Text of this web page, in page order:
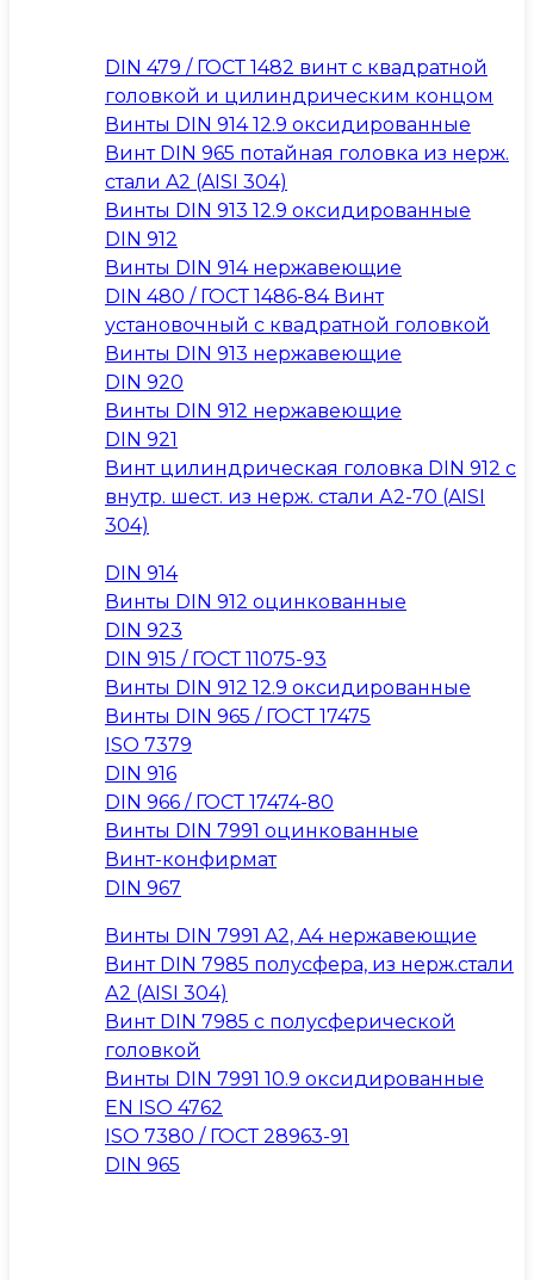
DIN 479 / ГОСТ 1482 винт с квадратной
головкой и цилиндрическим концом
Винты DIN 914 12.9 оксидированные
Винт DIN 965 потайная головка из нерж.
стали A2 (AISI 304)
Винты DIN 913 12.9 оксидированные
DIN 912
Винты DIN 914 нержавеющие
DIN 480 / ГОСТ 1486-84 Винт
установочный с квадратной головкой
Винты DIN 913 нержавеющие
DIN 920
Винты DIN 912 нержавеющие
DIN 921
Винт цилиндрическая головка DIN 912 с
внутр. шест. из нерж. стали А2-70 (AISI
304)
DIN 914
Винты DIN 912 оцинкованные
DIN 923
DIN 915 / ГОСТ 11075-93
Винты DIN 912 12.9 оксидированные
Винты DIN 965 / ГОСТ 17475
ISO 7379
DIN 916
DIN 966 / ГОСТ 17474-80
Винты DIN 7991 оцинкованные
Винт-конфирмат
DIN 967
Винты DIN 7991 A2, A4 нержавеющие
Винт DIN 7985 полусфера, из нерж.стали
А2 (AISI 304)
Винт DIN 7985 с полусферической
головкой
Винты DIN 7991 10.9 оксидированные
EN ISO 4762
ISO 7380 / ГОСТ 28963-91
DIN 965